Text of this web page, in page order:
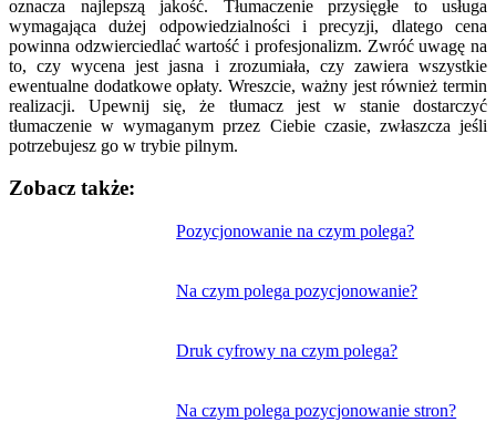
oznacza najlepszą jakość. Tłumaczenie przysięgłe to usługa
wymagająca dużej odpowiedzialności i precyzji, dlatego cena
powinna odzwierciedlać wartość i profesjonalizm. Zwróć uwagę na
to, czy wycena jest jasna i zrozumiała, czy zawiera wszystkie
ewentualne dodatkowe opłaty. Wreszcie, ważny jest również termin
realizacji. Upewnij się, że tłumacz jest w stanie dostarczyć
tłumaczenie w wymaganym przez Ciebie czasie, zwłaszcza jeśli
potrzebujesz go w trybie pilnym.
Zobacz także:
Pozycjonowanie na czym polega?
Na czym polega pozycjonowanie?
Druk cyfrowy na czym polega?
Na czym polega pozycjonowanie stron?